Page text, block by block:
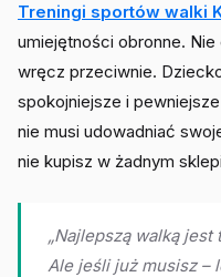
Treningi sportów walki
umiejętności obronne.
wręcz przeciwnie.
spokojniejsze i
nie musi udowadniać
nie kupisz w żadnym
„Najlepszą walką jest
Ale jeśli już musisz –